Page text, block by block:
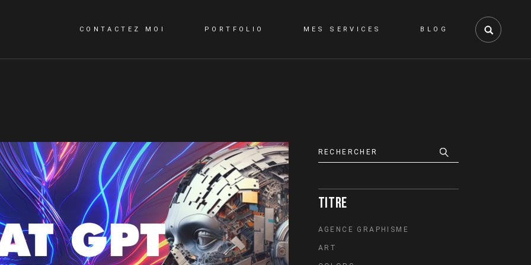
CONTACTEZ MOI PORTFOLIO MES SERVICES BLOG
TITRE
AGENCE GRAPHISME
ART